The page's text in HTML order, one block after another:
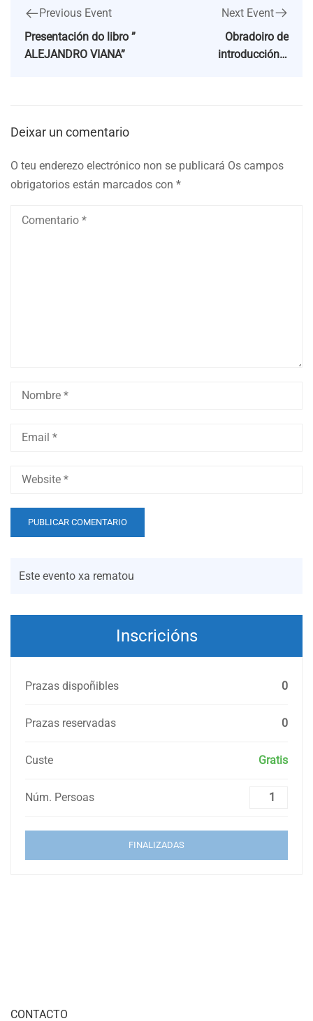
Previous Event
Presentación do libro ”
ALEJANDRO VIANA”
Next Event
Obradoiro de
introducción a
Deixar un comentario
O teu enderezo electrónico non se publicará Os campos
obrigatorios están marcados con *
Este evento xa rematou
Inscricións
Prazas dispoñibles 0
Prazas reservadas 0
Custe Gratis
Núm. Persoas
FINALIZADAS
CONTACTO